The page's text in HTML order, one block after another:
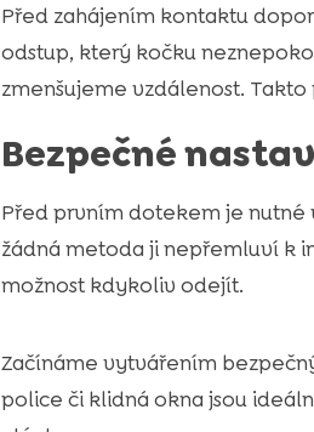
Před zahájením kontaktu
odstup, který kočku
zmenšujeme vzdálenost.
Bezpečné
Před prvním dotekem je
žádná metoda ji nepřemluví k
možnost kdykoliv odejít.
Začínáme vytvářením
police či klidná okna jsou